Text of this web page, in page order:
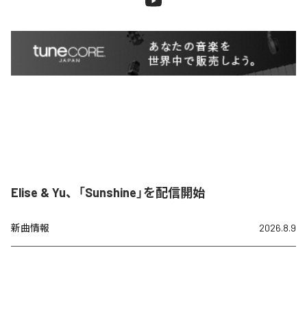
Elise & Yu、「Sunshine」を配信開始
新曲情報 2026.8.9